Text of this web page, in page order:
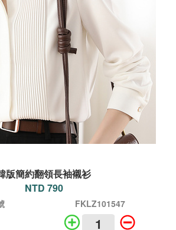
版簡約翻領長袖襯衫
NTD 790
FKLZ101547